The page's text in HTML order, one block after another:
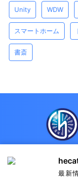
Unity WDW
スマートホーム
書斎
hecatonの
最新